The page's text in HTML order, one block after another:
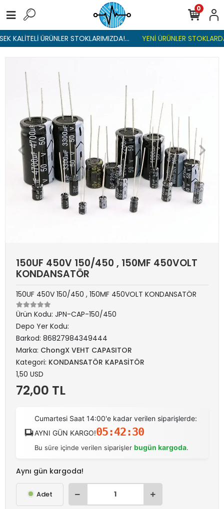
KALİTELİ ÜRÜNLER STOKLARIMIZDA!... YENİ ÜRÜNLER
0
150UF 450V 150/450 , 150MF 450VOLT
KONDANSATÖR
150UF 450V 150/450 , 150MF 450VOLT KONDANSATÖR
Ürün Kodu: JPN-CAP-150/450
Depo Yer Kodu:
Barkod: 86827984349444
Marka: ChongX VEHT CAPASITOR
Kategori: KONDANSATÖR KAPASİTÖR
1,50 USD
72,00 TL
Cumartesi Saat 14:00'e kadar verilen siparişlerde:
AYNI GÜN KARGO!05:42:30
Bu süre içinde verilen siparişler bugün kargoda.
Aynı gün kargoda!
Adet